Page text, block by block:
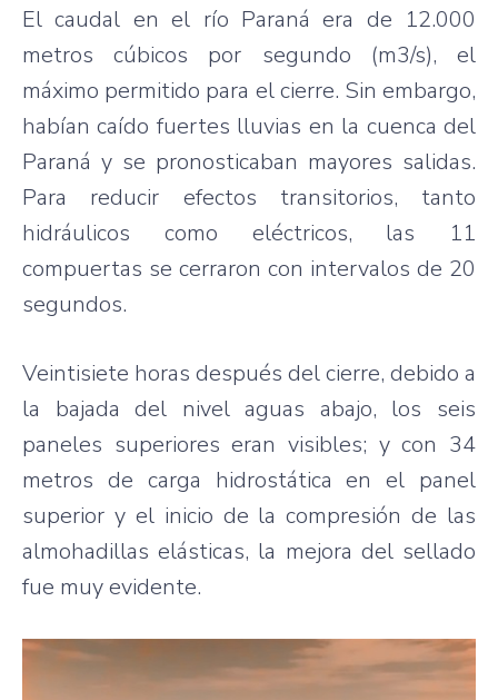
El caudal en el río Paraná era de 12.000
metros cúbicos por segundo (m3/s), el
máximo permitido para el cierre. Sin embargo,
habían caído fuertes lluvias en la cuenca del
Paraná y se pronosticaban mayores salidas.
Para reducir efectos transitorios, tanto
hidráulicos como eléctricos, las 11
compuertas se cerraron con intervalos de 20
segundos.
Veintisiete horas después del cierre, debido a
la bajada del nivel aguas abajo, los seis
paneles superiores eran visibles; y con 34
metros de carga hidrostática en el panel
superior y el inicio de la compresión de las
almohadillas elásticas, la mejora del sellado
fue muy evidente.